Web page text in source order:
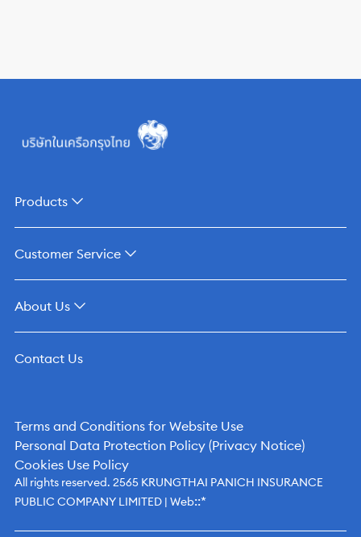
Products
Customer Service
About Us
Contact Us
Terms and Conditions for Website Use
Personal Data Protection Policy (Privacy Notice)
Cookies Use Policy
All rights reserved. 2565 KRUNGTHAI PANICH INSURANCE
PUBLIC COMPANY LIMITED | Web::*